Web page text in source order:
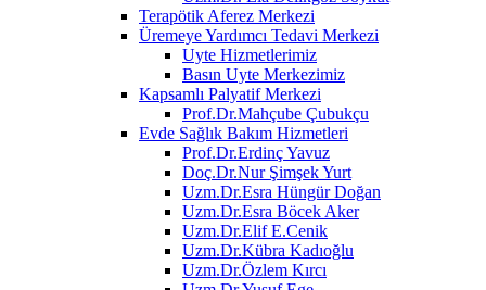
Terapötik Aferez Merkezi
Üremeye Yardımcı Tedavi Merkezi
Uyte Hizmetlerimiz
Basın Uyte Merkezimiz
Kapsamlı Palyatif Merkezi
Prof.Dr.Mahçube Çubukçu
Evde Sağlık Bakım Hizmetleri
Prof.Dr.Erdinç Yavuz
Doç.Dr.Nur Şimşek Yurt
Uzm.Dr.Esra Hüngür Doğan
Uzm.Dr.Esra Böcek Aker
Uzm.Dr.Elif E.Cenik
Uzm.Dr.Kübra Kadıoğlu
Uzm.Dr.Özlem Kırcı